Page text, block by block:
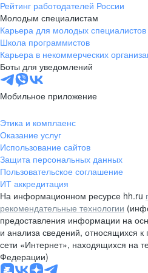
Рейтинг работодателей России
Молодым специалистам
Карьера для молодых специалистов
Школа программистов
Карьера в некоммерческих
Боты для уведомлений
Мобильное приложение
Этика и комплаенс
Оказание услуг
Использование сайтов
Защита персональных данных
Пользовательское соглашение
ИТ аккредитация
На информационном ресурсе hh.ru
рекомендательные технологии
предоставления информации на
и анализа сведений, относящихся
сети «Интернет», находящихся на
Федерации)